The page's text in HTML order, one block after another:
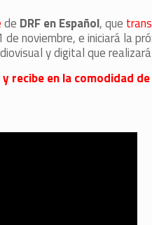
de DRF en Español, que
noviembre, e iniciará la
y digital que
recibe en la comodidad